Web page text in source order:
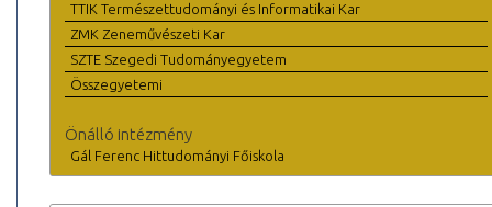
TTIK Természettudományi és Informatikai Kar
ZMK Zeneművészeti Kar
SZTE Szegedi Tudományegyetem
Összegyetemi
Önálló intézmény
Gál Ferenc Hittudományi Főiskola